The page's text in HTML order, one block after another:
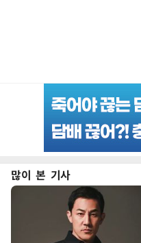
많이 본 기사